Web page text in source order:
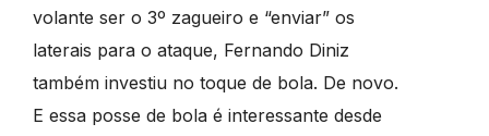
volante ser o 3º zagueiro e “enviar” os
laterais para o ataque, Fernando Diniz
também investiu no toque de bola. De novo.
E essa posse de bola é interessante desde